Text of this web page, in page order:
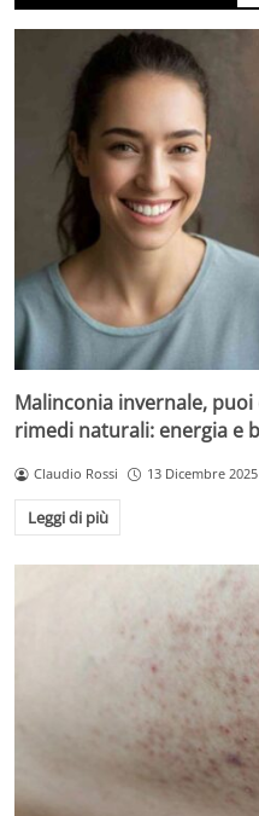
Malinconia invernale,
rimedi naturali: energia e
Claudio Rossi 13 Dicembre 2025
Leggi di più